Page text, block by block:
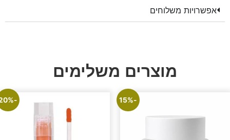
אפשרויות משלוחים
מוצרים משלימים
-15%
-20%